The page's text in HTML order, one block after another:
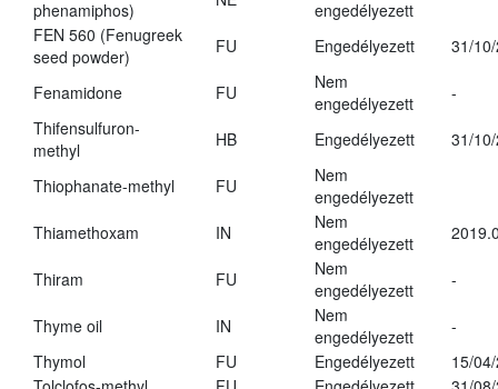
phenamiphos)
engedélyezett
FEN 560 (Fenugreek
seed powder)
FU Engedélyezett 31/
Fenamidone FU
Nem
engedélyezett
-
Thifensulfuron-
methyl
HB Engedélyezett 31/
Thiophanate-methyl FU
Nem
engedélyezett
Thiamethoxam
IN
Nem
engedélyezett
Thiram FU
Nem
engedélyezett
-
Thyme oil IN
Nem
engedélyezett
-
Thymol
FU Engedélyezett
15/